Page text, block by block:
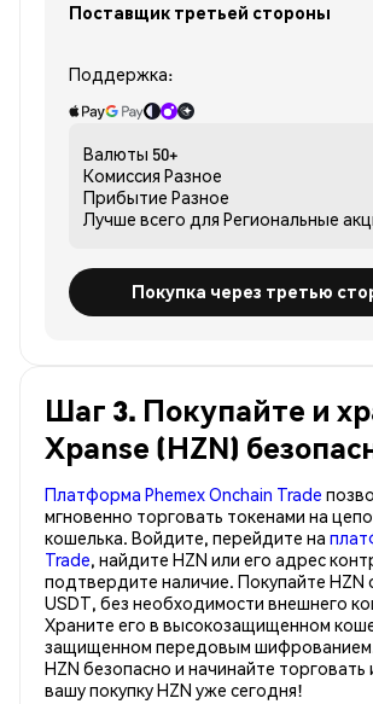
Поставщик третьей стороны
Поддержка:
Валюты 50+
Комиссия Разное
Прибытие Разное
Лучше всего для Региональные
Покупка через третью
Шаг 3. Покупайте и
Xpanse (HZN)
Платформа Phemex Onchain Trade
мгновенно торговать токенами на
кошелька. Войдите, перейдите на
Trade, найдите HZN или его адрес
подтвердите наличие. Покупайте
USDT, без необходимости внешнего
Храните его в высокозащищенном
защищенном передовым
HZN безопасно и начинайте торговать
вашу покупку HZN уже сегодня!